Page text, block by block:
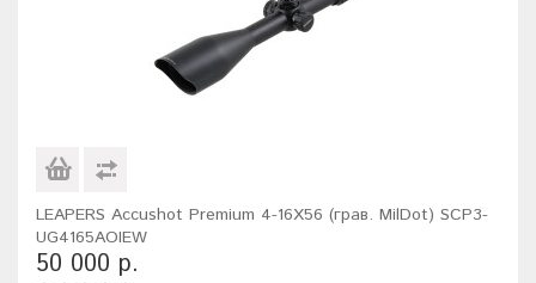
LEAPERS Accushot Premium 4-16X56 (грав. MilDot) SCP3-
UG4165AOIEW
50 000 р.